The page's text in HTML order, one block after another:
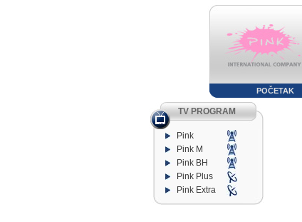
POČETAK
TV PROGRAM
Pink
Pink M
Pink BH
Pink Plus
Pink Extra